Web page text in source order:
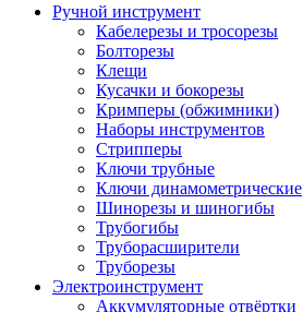
Ручной инструмент
Кабелерезы и тросорезы
Болторезы
Клещи
Кусачки и бокорезы
Кримперы (обжимники)
Наборы инструментов
Стрипперы
Ключи трубные
Ключи динамометрические
Шинорезы и шиногибы
Трубогибы
Труборасширители
Труборезы
Электроинструмент
Аккумуляторные отвёртки